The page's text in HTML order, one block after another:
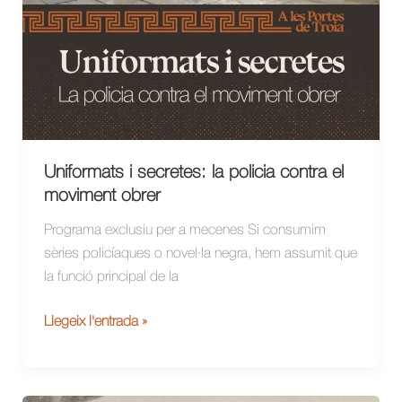
Uniformats i secretes: la policia contra el
moviment obrer
Programa exclusiu per a mecenes Si consumim
sèries policíaques o novel·la negra, hem assumit que
la funció principal de la
Uniformats
Llegeix l'entrada »